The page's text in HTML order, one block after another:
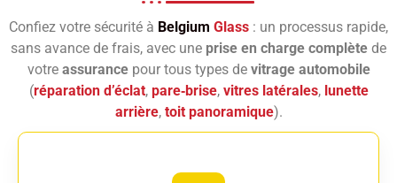
Confiez votre sécurité à Belgium Glass : un processus rapide,
sans avance de frais, avec une prise en charge complète de
votre assurancepour tous types de vitrage automobile
(réparation d’éclat, pare‑brise, vitres latérales, lunette
arrière, toit panoramique).